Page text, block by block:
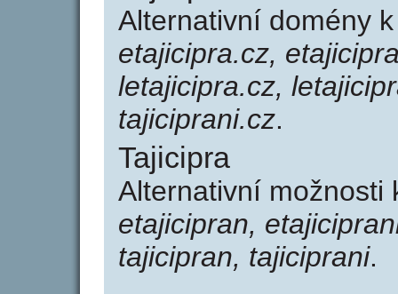
Alternativní domény
etajicipra.cz,
letajicipra.cz,
tajiciprani.cz.
Tajicipra
Alternativní
etajicipran,
tajicipran, tajiciprani.